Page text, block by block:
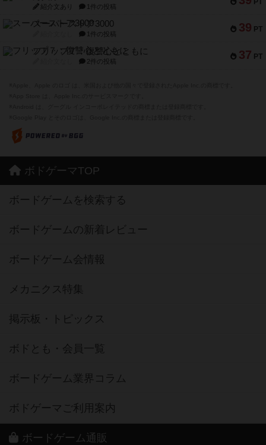
PT
紹介文あり 1件の投稿
39 PT
スーパーストア3000
1件の投稿
37 PT
フリップ７：復讐心とともに
2件の投稿
ボドゲーマTOP
ボードゲームを検索する
ボードゲームの新着レビュー
ボードゲーム会情報
メカニクス特集
掲示板・トピックス
ボドとも・会員一覧
ボードゲーム業界コラム
ボドゲーマご利用案内
ボードゲーム通販